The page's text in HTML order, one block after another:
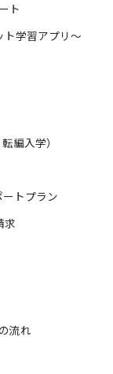
ト
学習アプリ～
編入学）
トプラン
求
流れ